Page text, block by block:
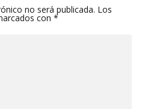
no será publicada. Los
con*